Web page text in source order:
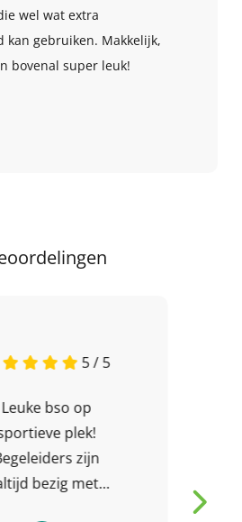
wel wat extra
kan gebruiken. Makkelijk,
bovenal super leuk!
5 / 5
Leuke bso op
plek!
zijn
bezig met